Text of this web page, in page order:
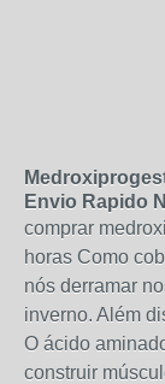
Envio Rapido
comprar
horas Como
nós derramar
inverno. Além
O ácido
construir